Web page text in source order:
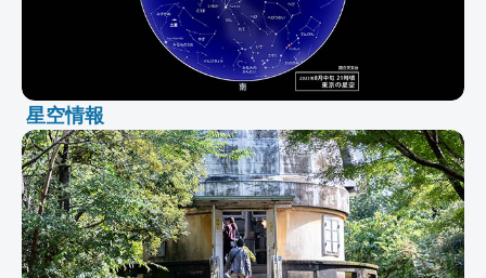
星空情報